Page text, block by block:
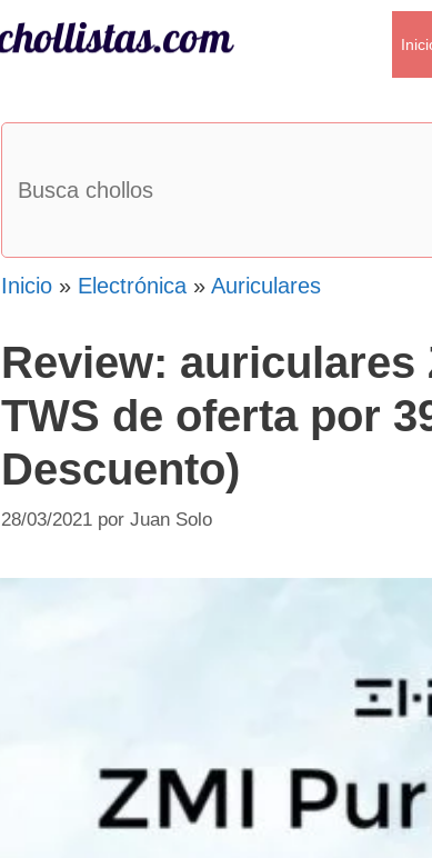
Inicio » Electrónica » Auriculares
Review: auriculares
TWS de oferta por
Descuento)
28/03/2021 por Juan Solo